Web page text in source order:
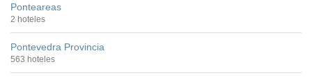
Ponteareas
2 hoteles
Pontevedra Provincia
563 hoteles